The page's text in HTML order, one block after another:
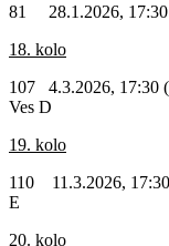
81 28.1.2026, 17:30
18. kolo
107 4.3.2026, 17:30
Ves D
19. kolo
110 11.3.2026,
E
20. kolo